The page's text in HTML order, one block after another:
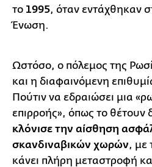
το 1995, όταν εντάχθηκαν
Ένωση.
Ωστόσο, ο πόλεμος της
και η διαφαινόμενη
Πούτιν να εδραιώσει μια
επιρροής», όπως το θέτουν
κλόνισε την αίσθηση
σκανδιναβικών χωρών, με
κάνει πλήρη μεταστροφή και